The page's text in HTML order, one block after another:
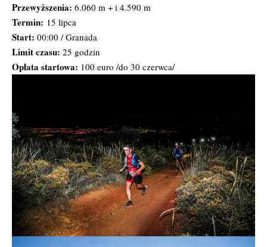
Przewyższenia: 6.060 m + i 4.590 m
Termin: 15 lipca
Start: 00:00 / Granada
Limit czasu: 25 godzin
Opłata startowa: 100 euro /do 30 czerwca/